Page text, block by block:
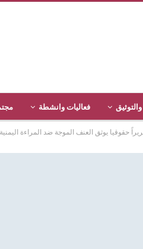
فعاليات وانشطة
حقوقيا يوثق العنف الموجة ضد المراءة